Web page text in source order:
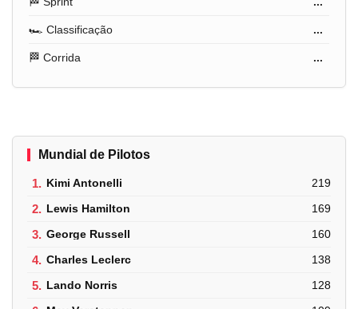
🏎️ Classificação ...
🏁 Corrida ...
Mundial de Pilotos
1. Kimi Antonelli 219
2. Lewis Hamilton 169
3. George Russell 160
4. Charles Leclerc 138
5. Lando Norris 128